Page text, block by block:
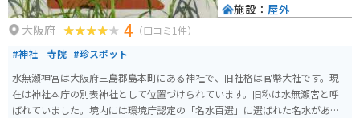
大阪府 4 （口コミ1件）
#神社｜寺院 #珍スポット
水無瀬神宮は大阪府三島郡島本町にある神社で、旧社格は官幣大社です。現
在は神社本庁の別表神社として位置づけられています。旧称は水無瀬宮と呼
ばれていました。境内には環境庁認定の「名水百選」に選ばれた名水があ
施設： 屋外